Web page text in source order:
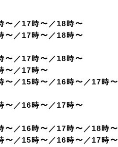
〜／17時〜／18時〜
〜／17時〜／18時〜
〜／17時〜／18時〜
〜／17時〜
〜／15時〜／16時〜／17時〜
〜／16時〜／17時〜
〜／16時〜／17時〜／18時〜
〜／15時〜／16時〜／17時〜